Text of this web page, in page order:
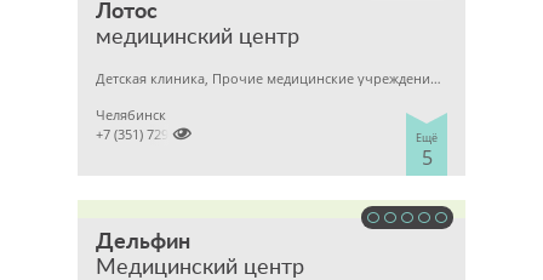
Лотос
медицинский центр
Детская клиника, Прочие медицинские учреждения, Гинекология
Ещё
5
Челябинск

+7 (351) 7298929
Дельфин
Медицинский центр